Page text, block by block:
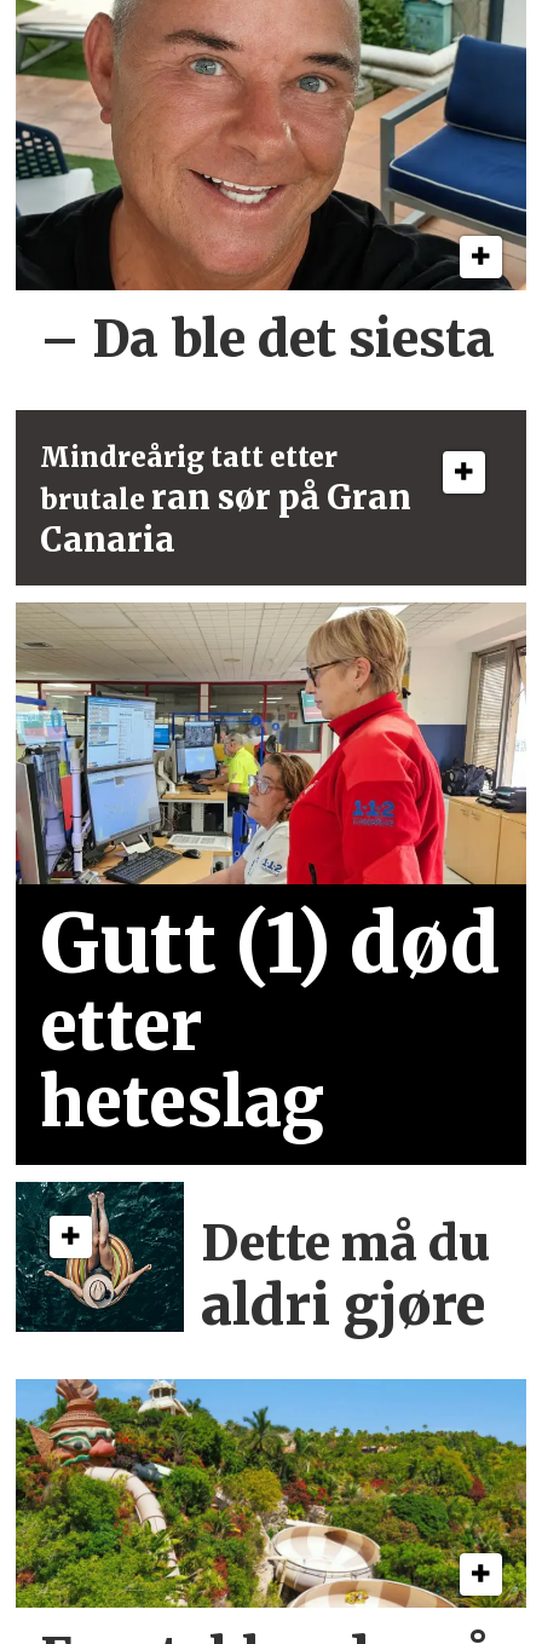
– Da ble det siesta
Mindreårig tatt etter
brutale ran sør på Gran
Canaria
Gutt (1) død
etter
heteslag
Dette må du
aldri gjøre